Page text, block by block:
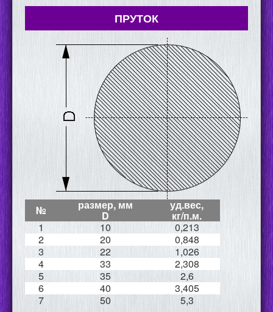
ПРУТОК
№ размер, мм уд.вес,
кг/п.м.
D
1
10
0,213
2
20
0,848
3
22
1,026
4
33
2,308
5
35
2,6
6
40
3,405
7
50 5,3